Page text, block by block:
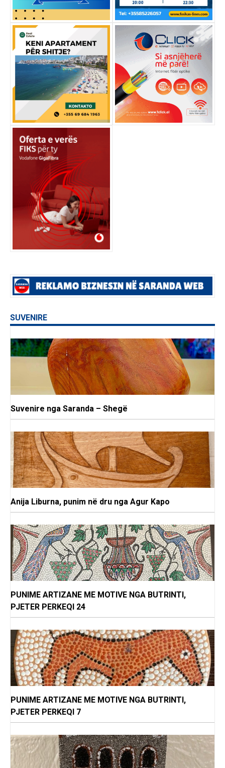
SUVENIRE
Suvenire nga Saranda – Shegë
Anija Liburna, punim në dru nga Agur Kapo
PUNIME ARTIZANE ME MOTIVE NGA BUTRINTI,
PJETER PERKEQI 24
PUNIME ARTIZANE ME MOTIVE NGA BUTRINTI,
PJETER PERKEQI 7